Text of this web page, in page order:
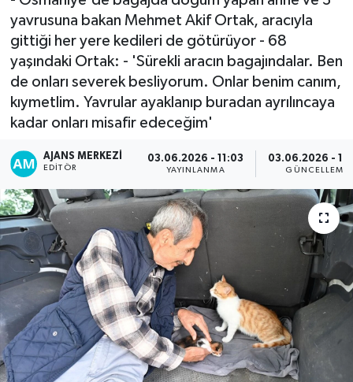
yavrusuna bakan Mehmet Akif Ortak, aracıyla
gittiği her yere kedileri de götürüyor - 68
yaşındaki Ortak: - 'Sürekli aracın bagajındalar. Ben
de onları severek besliyorum. Onlar benim canım,
kıymetlim. Yavrular ayaklanıp buradan ayrılıncaya
kadar onları misafir edeceğim'
AJANS MERKEZI
EDITÖR
03.06.2026 - 11:03
YAYINLANMA
03.06.2026 -
GÜNCELLEME